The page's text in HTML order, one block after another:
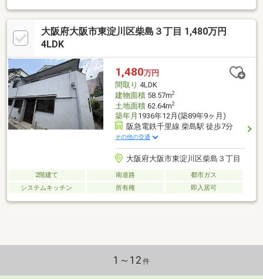
大阪府大阪市東淀川区柴島３丁目 1,480万円
4LDK
1,480万円
間取り 4LDK
建物面積58.57m2
土地面積62.64m2
築年月 1936年12月(築89年9ヶ月)
阪急電鉄千里線 柴島駅 徒歩7分
その他の交通
大阪府大阪市東淀川区柴島３丁目
2階建て 南道路
都市ガス
システムキッチン
所有権 即入居可
1～12 件